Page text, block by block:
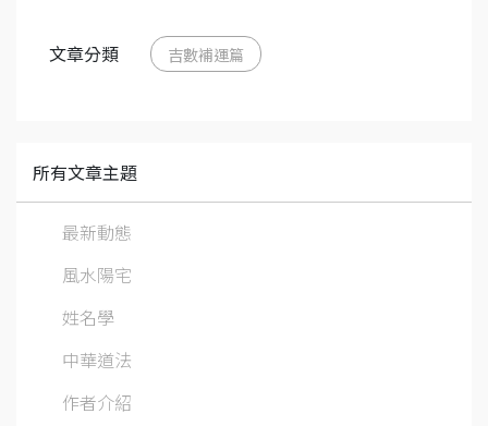
文章分類 吉數補運篇
所有文章主題
最新動態
風水陽宅
姓名學
中華道法
作者介紹